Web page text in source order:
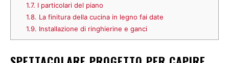
1.7. I particolari del piano
1.8. La finitura della cucina in legno fai date
1.9. Installazione di ringhierine e ganci